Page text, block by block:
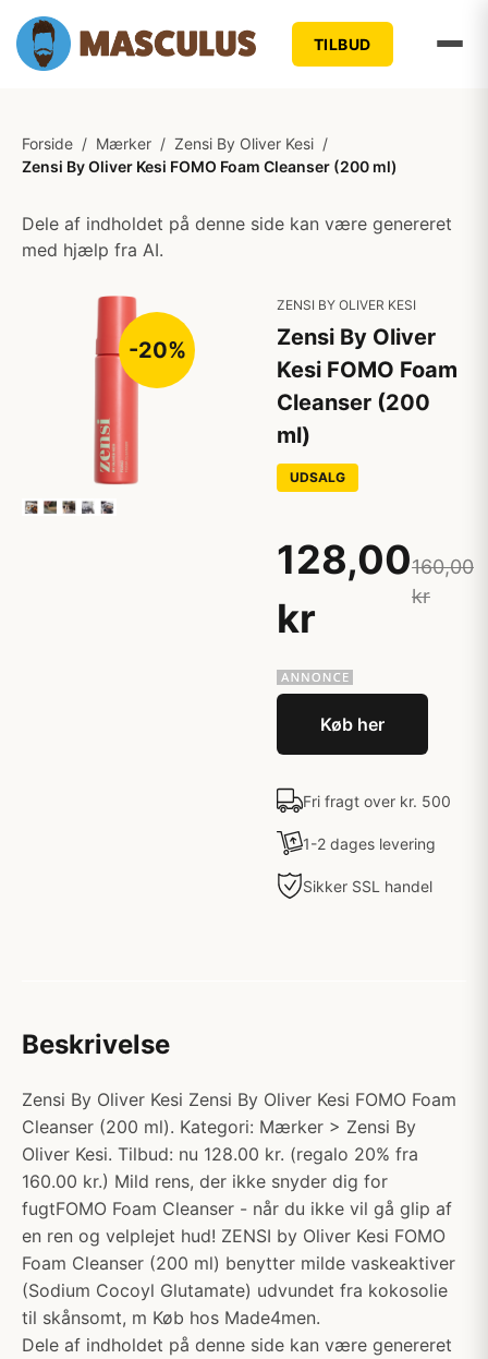
TILBUD
Forside / Mærker / Zensi By Oliver Kesi /
Zensi By Oliver Kesi FOMO Foam Cleanser (200 ml)
Dele af indholdet på denne side kan være genereret
med hjælp fra AI.
-20%
ZENSI BY OLIVER KESI
Zensi By Oliver
Kesi FOMO Foam
Cleanser (200
ml)
UDSALG
128,00
kr
160,00
kr
Køb her
Fri fragt over kr. 500
1-2 dages levering
Sikker SSL handel
Beskrivelse
Zensi By Oliver Kesi Zensi By Oliver Kesi FOMO Foam
Cleanser (200 ml). Kategori: Mærker > Zensi By
Oliver Kesi. Tilbud: nu 128.00 kr. (regalo 20% fra
160.00 kr.) Mild rens, der ikke snyder dig for
fugtFOMO Foam Cleanser - når du ikke vil gå glip af
en ren og velplejet hud! ZENSI by Oliver Kesi FOMO
Foam Cleanser (200 ml) benytter milde vaskeaktiver
(Sodium Cocoyl Glutamate) udvundet fra kokosolie
til skånsomt, m Køb hos Made4men.
Dele af indholdet på denne side kan være genereret